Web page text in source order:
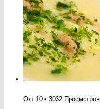
Окт 10 • 3032 Просмотров